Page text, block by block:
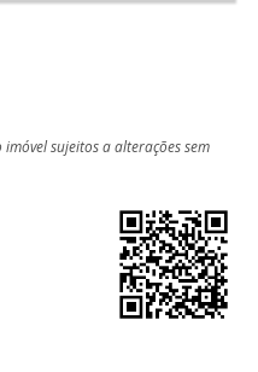
sujeitos a alterações sem